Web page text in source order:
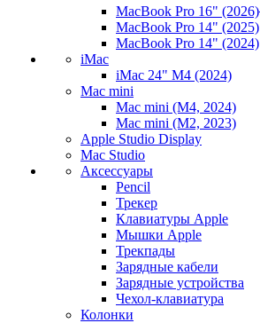
MacBook Pro 16" (2026)
MacBook Pro 14" (2025)
MacBook Pro 14" (2024)
iMac
iMac 24" M4 (2024)
Mac mini
Mac mini (M4, 2024)
Mac mini (M2, 2023)
Apple Studio Display
Mac Studio
Аксессуары
Pencil
Трекер
Клавиатуры Apple
Мышки Apple
Трекпады
Зарядные кабели
Зарядные устройства
Чехол-клавиатура
Колонки